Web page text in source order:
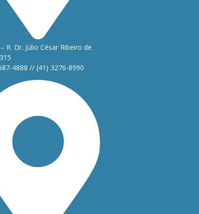
R. Dr. Júlio César Ribeiro de
4888 // (41) 3276-8990